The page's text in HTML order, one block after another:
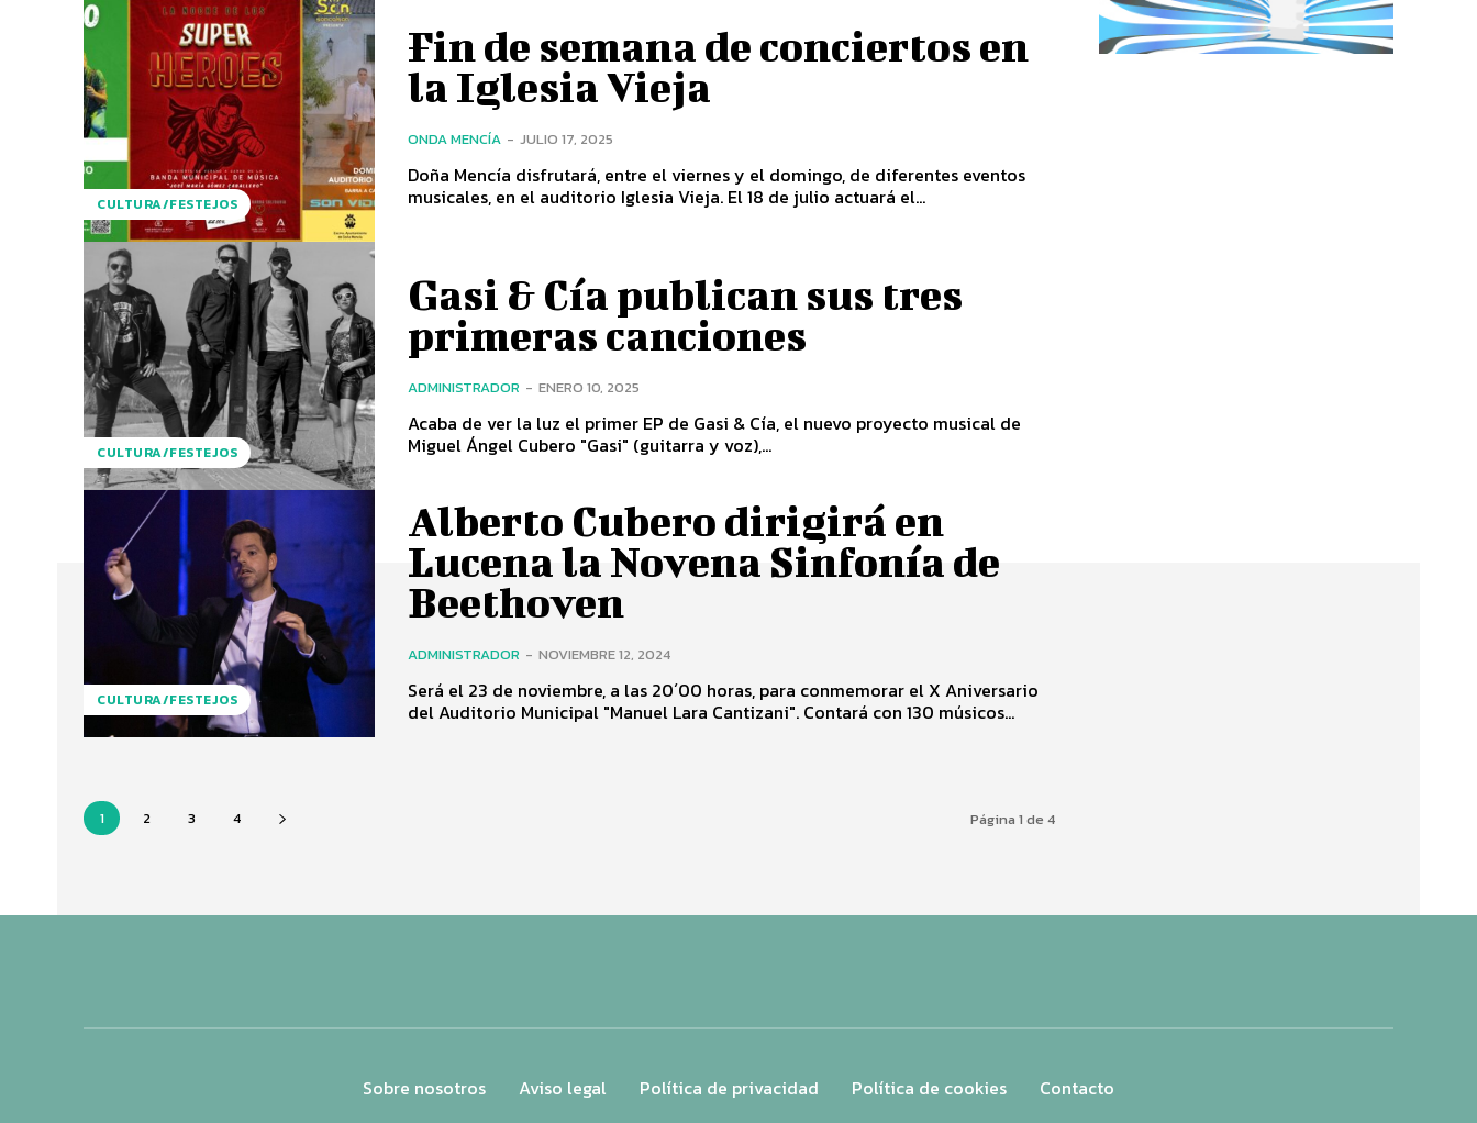
CULTURA/FESTEJOS
Fin de semana de conciertos en
la Iglesia Vieja
ONDA MENCÍA - JULIO 17, 2025
Doña Mencía disfrutará, entre el viernes y el domingo, de diferentes eventos
musicales, en el auditorio Iglesia Vieja. El 18 de julio actuará el...
CULTURA/FESTEJOS
Gasi & Cía publican sus tres
primeras canciones
ADMINISTRADOR - ENERO 10, 2025
Acaba de ver la luz el primer EP de Gasi & Cía, el nuevo proyecto musical de
Miguel Ángel Cubero "Gasi" (guitarra y voz),...
CULTURA/FESTEJOS
Alberto Cubero dirigirá en
Lucena la Novena Sinfonía de
Beethoven
ADMINISTRADOR - NOVIEMBRE 12, 2024
Será el 23 de noviembre, a las 20´00 horas, para conmemorar el X Aniversario
del Auditorio Municipal "Manuel Lara Cantizani". Contará con 130 músicos...
1 2 3 4 Página 1 de 4
Sobre nosotros Aviso legal Política de privacidad Política de cookies Contacto